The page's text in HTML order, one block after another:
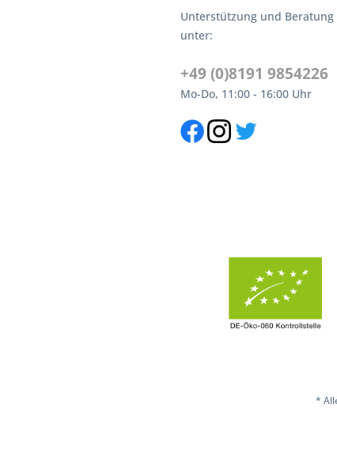
Unterstützung und Beratung
unter:
+49 (0)8191 9854226
Mo-Do, 11:00 - 16:00 Uhr
*